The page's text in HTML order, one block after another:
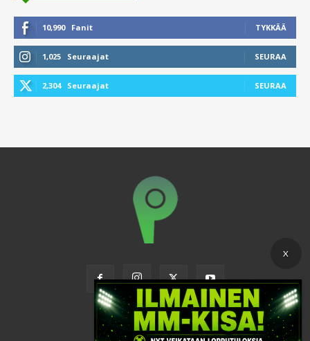
10,990 Fanit TYKKÄÄ
1,025 Seuraajat SEURAA
2,304 Seuraajat SEURAA